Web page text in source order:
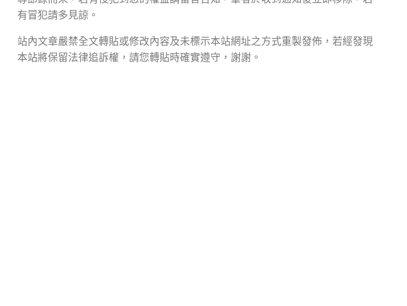
有冒犯請多見諒。
站內文章嚴禁全文轉貼或修改內容及未標示本站網址之方式重製發佈，若經發現
本站將保留法律追訴權，請您轉貼時確實遵守，謝謝。